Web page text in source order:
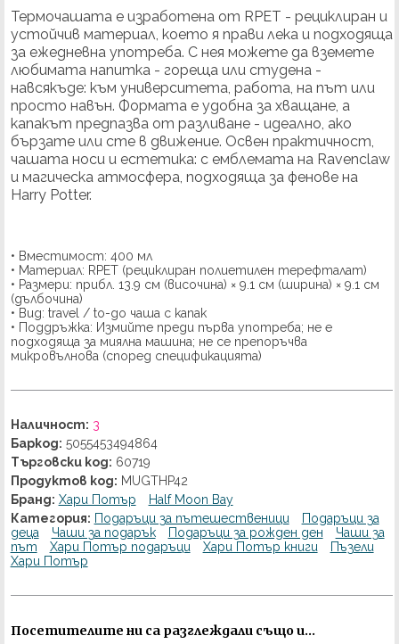
Термочашата е изработена от RPET - рециклиран и
устойчив материал, което я прави лека и подходяща
за ежедневна употреба. С нея можете да вземете
любимата напитка - гореща или студена -
навсякъде: към университета, работа, на път или
просто навън. Формата е удобна за хващане, а
капакът предпазва от разливане - идеално, ако
бързате или сте в движение. Освен практичност,
чашата носи и естетика: с емблемата на Ravenclaw
и магическа атмосфера, подходяща за фенове на
Harry Potter.
• Вместимост: 400 мл
• Материал: RPET (рециклиран полиетилен терефталат)
• Размери: прибл. 13.9 см (височина) × 9.1 см (ширина) × 9.1 см
(дълбочина)
• Вид: travel / to-go чаша с капак
• Поддръжка: Измийте преди първа употреба; не е
подходяща за миялна машина; не се препоръчва
микровълнова (според спецификацията)
Наличност: 3
Баркод: 5055453494864
Търговски код: 60719
Продуктов код: MUGTHP42
Бранд: Хари Потър
Half Moon Bay
Категория: Подаръци за пътешественици
Подаръци за
деца
Чаши за подарък Подаръци за рожден ден
Чаши за
път
Хари Потър подаръци Хари Потър книги
Пъзели
Хари Потър
Посетителите ни са разглеждали също и...